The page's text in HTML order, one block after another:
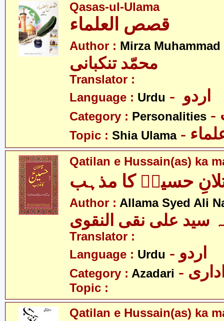
Qasas-ul-Ulama
Author : Mirza
Translator :
Language : Urdu
Category : Personalities
Topic : Shia Ulama
Qatilan e Hussain(as) ka
حسینؑ کا مذہب
Author : Allama Syed Ali
سید علی نقی النقوی
Translator :
Language : Urdu - اردو
Category : Azadari
Topic :
Qatilan e Hussain(as) ka